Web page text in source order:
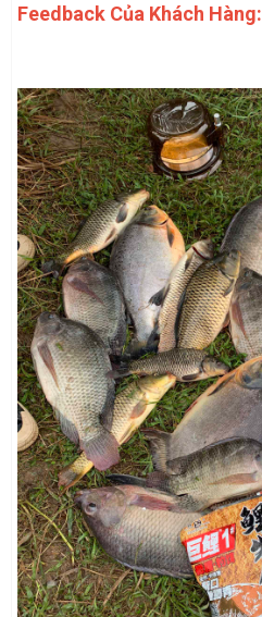
Feedback Của Khách Hàng: